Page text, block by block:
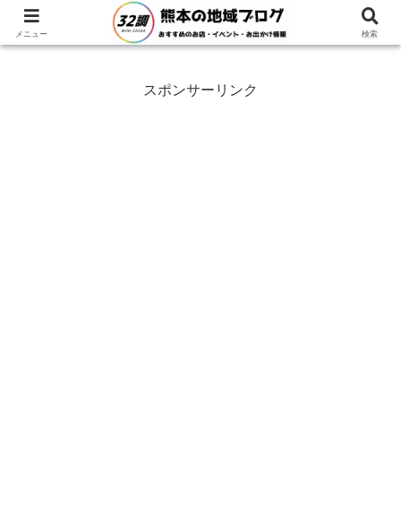
ホーム 福岡県
スポンサーリンク
メニュー 検索